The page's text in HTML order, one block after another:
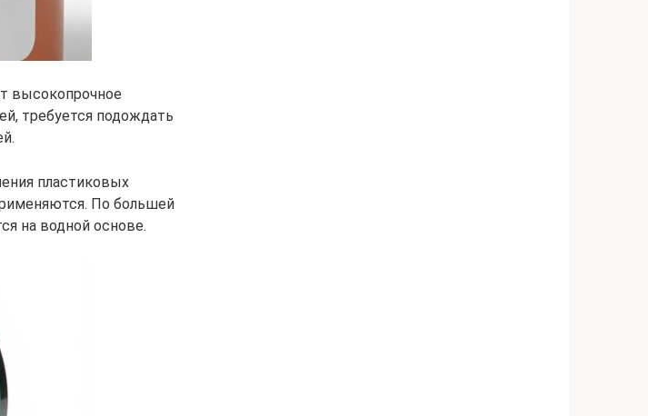
высокопрочное
требуется подождать
пластиковых
По большей
на водной основе.